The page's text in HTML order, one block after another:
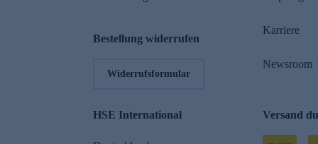
Bestellung widerrufen
Widerrufsformular
Karriere
Newsroom
HSE International Versand